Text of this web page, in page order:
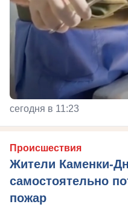
сегодня в 11:23
Происшествия
Жители Каменки-
самостоятельно
пожар